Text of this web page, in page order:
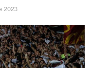
2023